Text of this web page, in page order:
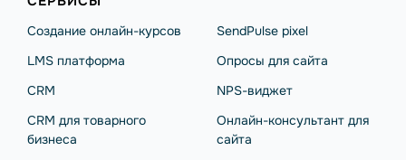
Создание онлайн-курсов
LMS платформа
CRM
CRM для товарного
бизнеса
SendPulse pixel
Опросы для сайта
NPS-виджет
Онлайн-консультант для
сайта